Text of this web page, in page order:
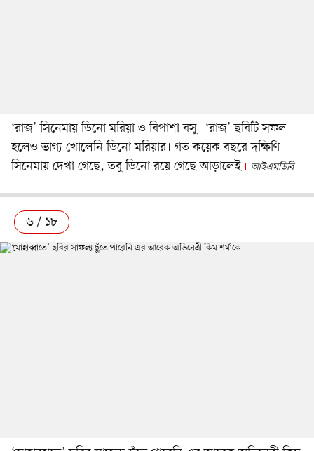
‘রাজ’ সিনেমায় ডিনো মরিয়া ও বিপাশা বসু। ‘রাজ’ ছবিটি সফল
হলেও ভাগ্য খোলেনি ডিনো মরিয়ার। গত কয়েক বছরে দক্ষিণি
সিনেমায় দেখা গেছে, তবু ডিনো রয়ে গেছে আড়ালেই
আইএমডিবি
৬ / ১৮